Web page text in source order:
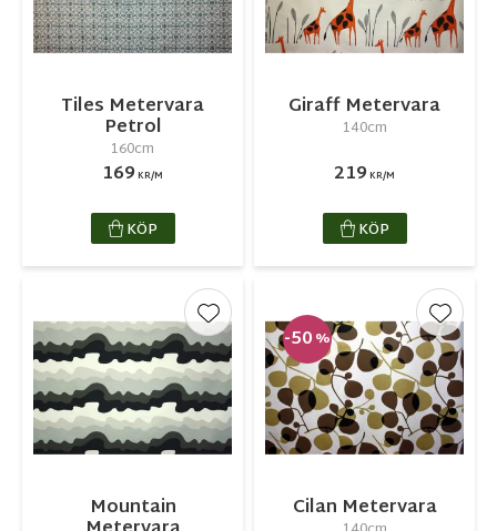
Tiles Metervara
Petrol
160cm
169 KR/M
KÖP
Giraff Metervara
140cm
219 KR/M
KÖP
Mountain
Lägg till i favoriter
Cilan Metervara
50% Lägg